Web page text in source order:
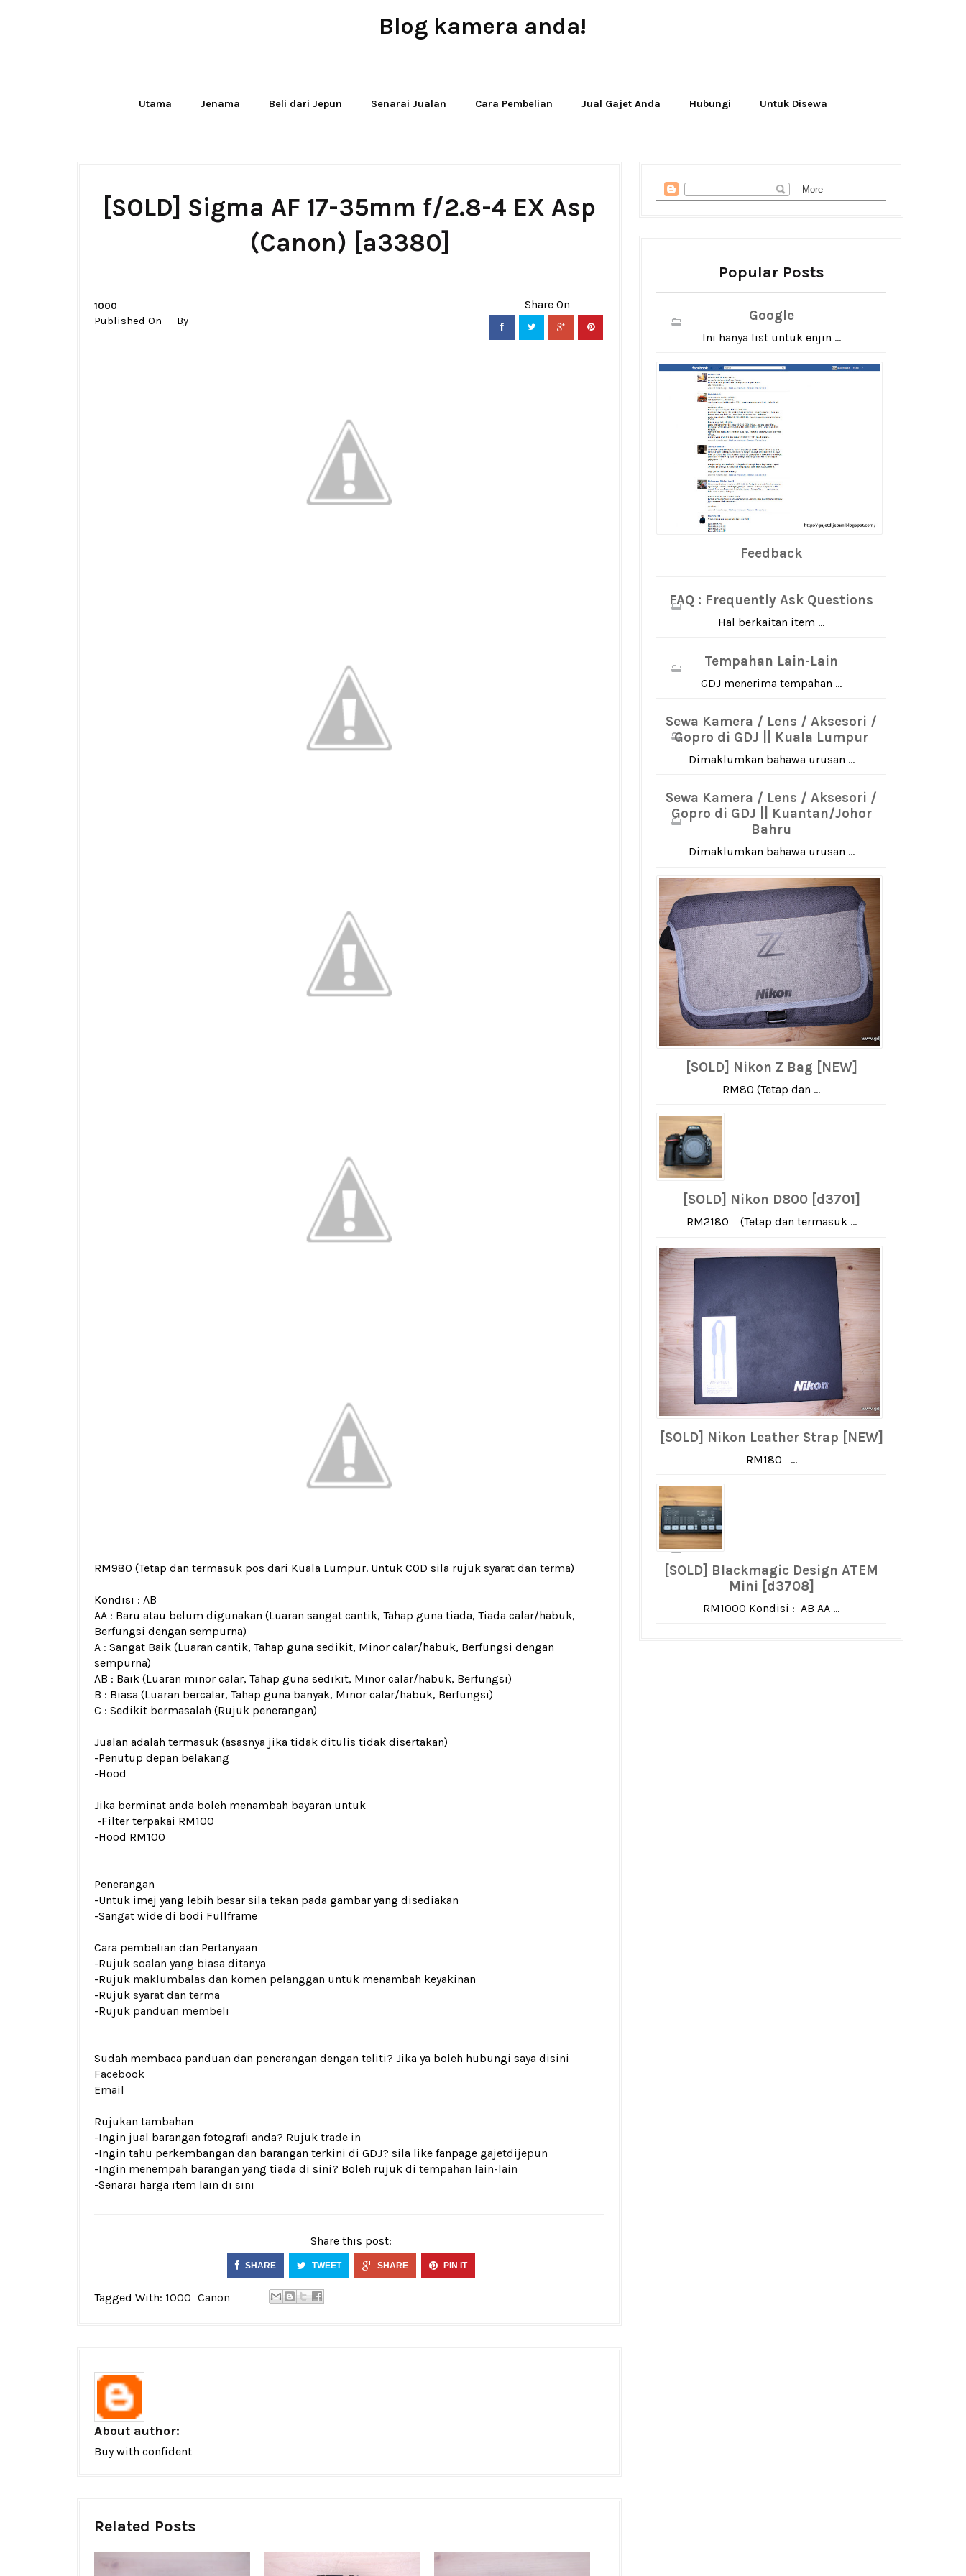
Blog kamera anda!
Utama Jenama Beli dari Jepun Senarai Jualan Cara Pembelian Jual Gajet Anda Hubungi Untuk Disewa
[SOLD] Sigma AF 17-35mm f/2.8-4 EX Asp
(Canon) [a3380]
1000
Published On By
RM980 (Tetap dan termasuk pos dari Kuala Lumpur. Untuk COD sila rujuk syarat dan terma)
Kondisi : AB
AA : Baru atau belum digunakan (Luaran sangat cantik, Tahap guna tiada, Tiada calar/habuk,
Berfungsi dengan sempurna)
A : Sangat Baik (Luaran cantik, Tahap guna sedikit, Minor calar/habuk, Berfungsi dengan
sempurna)
AB : Baik (Luaran minor calar, Tahap guna sedikit, Minor calar/habuk, Berfungsi)
B : Biasa (Luaran bercalar, Tahap guna banyak, Minor calar/habuk, Berfungsi)
C : Sedikit bermasalah (Rujuk penerangan)
Jualan adalah termasuk (asasnya jika tidak ditulis tidak disertakan)
-Penutup depan belakang
-Hood
Jika berminat anda boleh menambah bayaran untuk
-Filter terpakai RM100
-Hood RM100
Penerangan
-Untuk imej yang lebih besar sila tekan pada gambar yang disediakan
-Sangat wide di bodi Fullframe
Cara pembelian dan Pertanyaan
-Rujuk soalan yang biasa ditanya
-Rujuk maklumbalas dan komen pelanggan untuk menambah keyakinan
-Rujuk syarat dan terma
-Rujuk panduan membeli
Sudah membaca panduan dan penerangan dengan teliti? Jika ya boleh hubungi saya disini
Facebook
Email
Rujukan tambahan
-Ingin jual barangan fotografi anda? Rujuk trade in
-Ingin tahu perkembangan dan barangan terkini di GDJ? sila like fanpage gajetdijepun
-Ingin menempah barangan yang tiada di sini? Boleh rujuk di tempahan lain-lain
-Senarai harga item lain di sini
Share this post:
SHARE TWEET SHARE PIN IT
Tagged With: 1000 Canon
About author:
Buy with confident
Related Posts
Popular Posts
Google
Ini hanya list untuk enjin ...
Feedback
FAQ : Frequently Ask Questions
Hal berkaitan item ...
Tempahan Lain-Lain
GDJ menerima tempahan ...
Sewa Kamera / Lens / Aksesori /
Gopro di GDJ || Kuala Lumpur
Dimaklumkan bahawa urusan ...
Sewa Kamera / Lens / Aksesori /
Gopro di GDJ || Kuantan/Johor
Bahru
Dimaklumkan bahawa urusan ...
[SOLD] Nikon Z Bag [NEW]
RM80 (Tetap dan ...
[SOLD] Nikon D800 [d3701]
RM2180 (Tetap dan termasuk ...
[SOLD] Nikon Leather Strap [NEW]
RM180 ...
[SOLD] Blackmagic Design ATEM
Mini [d3708]
RM1000 Kondisi : AB AA ...